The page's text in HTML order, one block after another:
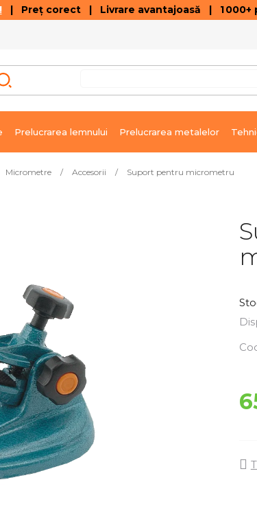
| Preț corect | Livrare avantajoasă | 1 000+
Prelucrarea lemnului Prelucrarea metalelor
Micrometre / Accesorii / Suport pentru micrometru